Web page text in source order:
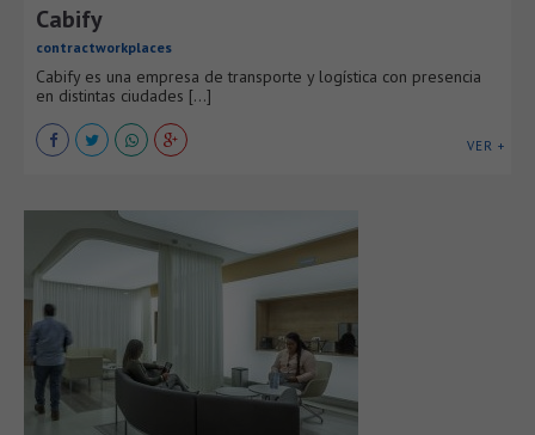
Cabify
contractworkplaces
Cabify es una empresa de transporte y logística con presencia
en distintas ciudades [...]
VER +